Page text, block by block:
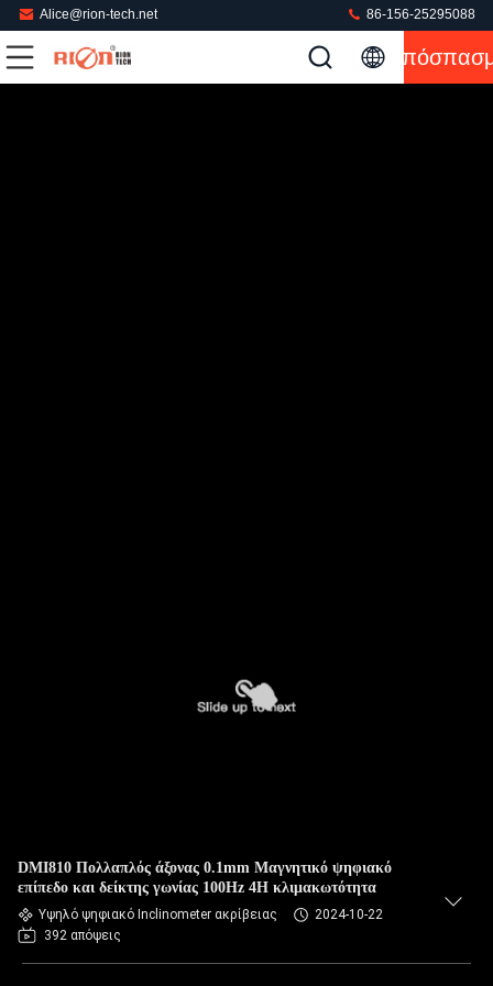
Alice@rion-tech.net 86-156-25295088
DMI810 Πολλαπλός άξονας 0.1mm Μαγνητικό ψηφιακό
επίπεδο και δείκτης γωνίας 100Hz 4H κλιμακωτότητα
Υψηλό ψηφιακό Inclinometer ακρίβειας
2024-10-22
392 απόψεις